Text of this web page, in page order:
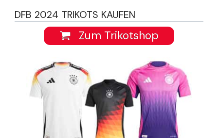
DFB 2024 TRIKOTS KAUFEN
Zum Trikotshop